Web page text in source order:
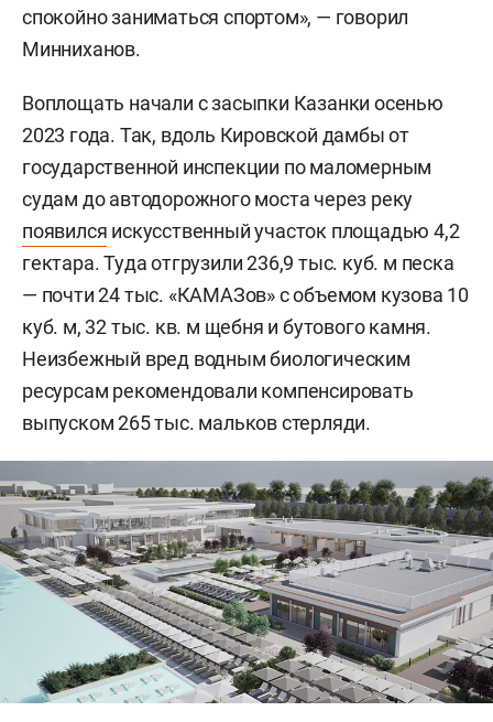
спокойно заниматься спортом», — говорил
Минниханов.
Воплощать начали с засыпки Казанки осенью
2023 года. Так, вдоль Кировской дамбы от
государственной инспекции по маломерным
судам до автодорожного моста через реку
появился искусственный участок площадью 4,2
гектара. Туда отгрузили 236,9 тыс. куб. м песка
— почти 24 тыс. «КАМАЗов» с объемом кузова 10
куб. м, 32 тыс. кв. м щебня и бутового камня.
Неизбежный вред водным биологическим
ресурсам рекомендовали компенсировать
выпуском 265 тыс. мальков стерляди.